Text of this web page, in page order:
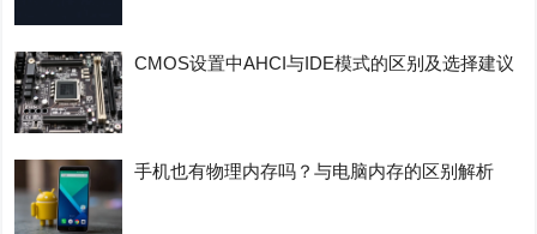
CMOS设置中AHCI与IDE模式的区别及选择建议
手机也有物理内存吗？与电脑内存的区别解析